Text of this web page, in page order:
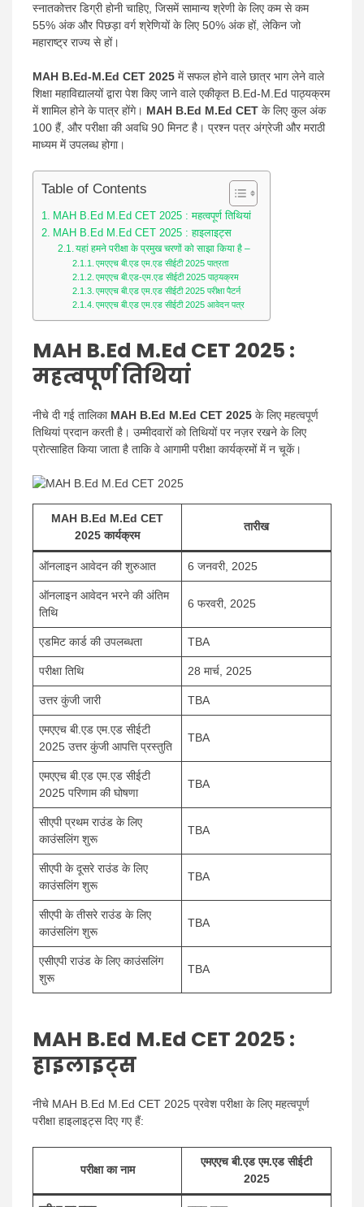
स्नातकोत्तर डिग्री होनी चाहिए, जिसमें सामान्य श्रेणी के लिए कम से कम
55% अंक और पिछड़ा वर्ग श्रेणियों के लिए 50% अंक हों, लेकिन जो
महाराष्ट्र राज्य से हों।
MAH B.Ed-M.Ed CET 2025 में सफल होने वाले छात्र भाग लेने वाले
शिक्षा महाविद्यालयों द्वारा पेश किए जाने वाले एकीकृत B.Ed-M.Ed पाठ्यक्रम
में शामिल होने के पात्र होंगे। MAH B.Ed M.Ed CET के लिए कुल अंक
100 हैं, और परीक्षा की अवधि 90 मिनट है। प्रश्न पत्र अंग्रेजी और मराठी
माध्यम में उपलब्ध होगा।
Table of Contents
MAH B.Ed M.Ed CET 2025 : महत्वपूर्ण तिथियां
MAH B.Ed M.Ed CET 2025 : हाइलाइट्स
यहां हमने परीक्षा के प्रमुख चरणों को साझा किया है –
एमएएच बी.एड एम.एड सीईटी 2025 पात्रता
एमएएच बी.एड-एम.एड सीईटी 2025 पाठ्यक्रम
एमएएच बी.एड एम.एड सीईटी 2025 परीक्षा पैटर्न
एमएएच बी.एड एम.एड सीईटी 2025 आवेदन पत्र
MAH B.Ed M.Ed CET 2025 :
महत्वपूर्ण तिथियां
नीचे दी गई तालिका MAH B.Ed M.Ed CET 2025 के लिए महत्वपूर्ण
तिथियां प्रदान करती है। उम्मीदवारों को तिथियों पर नज़र रखने के लिए
प्रोत्साहित किया जाता है ताकि वे आगामी परीक्षा कार्यक्रमों में न चूकें।
MAH B.Ed M.Ed CET
2025 कार्यक्रम
तारीख
ऑनलाइन आवेदन की शुरुआत 6 जनवरी, 2025
ऑनलाइन आवेदन भरने की अंतिम
तिथि
6 फरवरी, 2025
एडमिट कार्ड की उपलब्धता TBA
परीक्षा तिथि 28 मार्च, 2025
उत्तर कुंजी जारी TBA
एमएएच बी.एड एम.एड सीईटी
2025 उत्तर कुंजी आपत्ति प्रस्तुति
TBA
एमएएच बी.एड एम.एड सीईटी
2025 परिणाम की घोषणा
TBA
सीएपी प्रथम राउंड के लिए
काउंसलिंग शुरू
TBA
सीएपी के दूसरे राउंड के लिए
काउंसलिंग शुरू
TBA
सीएपी के तीसरे राउंड के लिए
काउंसलिंग शुरू
TBA
एसीएपी राउंड के लिए काउंसलिंग
शुरू
TBA
MAH B.Ed M.Ed CET 2025 :
हाइलाइट्स
नीचे MAH B.Ed M.Ed CET 2025 प्रवेश परीक्षा के लिए महत्वपूर्ण
परीक्षा हाइलाइट्स दिए गए हैं:
परीक्षा का नाम
एमएएच बी.एड एम.एड सीईटी
2025